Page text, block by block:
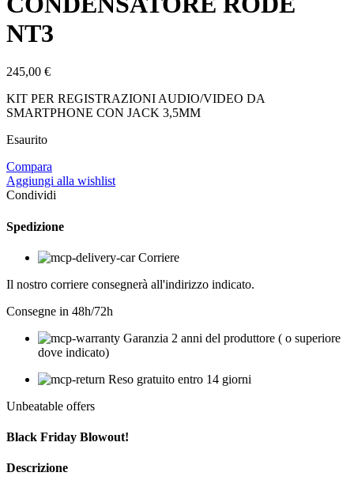
NT3
245,00 €
KIT PER REGISTRAZIONI AUDIO/VIDEO DA
SMARTPHONE CON JACK 3,5MM
Esaurito
Compara
Aggiungi alla wishlist
Condividi
Spedizione
Corriere
Il nostro corriere consegnerà all'indirizzo indicato.
Consegne in 48h/72h
Garanzia 2 anni del produttore ( o superiore
dove indicato)
Reso gratuito entro 14 giorni
Unbeatable offers
Black Friday Blowout!
Descrizione